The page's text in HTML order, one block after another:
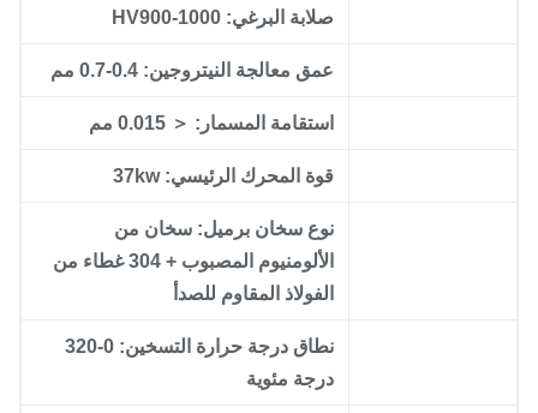
صلابة البرغي: HV900-1000
عمق معالجة النيتروجين: 0.4-0.7 مم
استقامة المسمار: ＜ 0.015 مم
قوة المحرك الرئيسي: 37kw
نوع سخان برميل: سخان من
الألومنيوم المصبوب + 304 غطاء من
الفولاذ المقاوم للصدأ
نطاق درجة حرارة التسخين: 0-320
درجة مئوية